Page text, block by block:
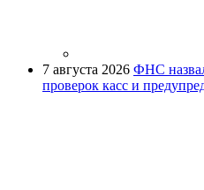
7 августа 2026 ФНС
проверок касс и